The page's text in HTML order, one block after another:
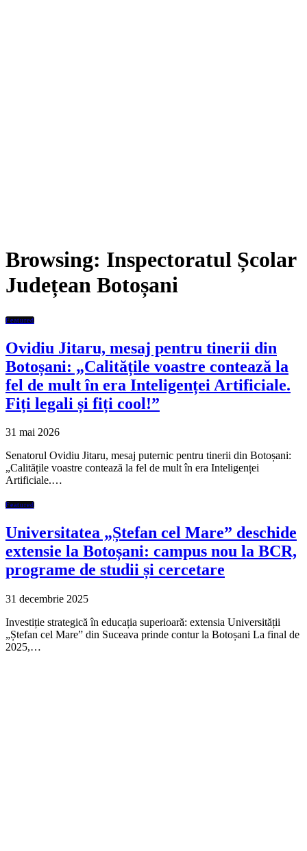
Browsing: Inspectoratul Școlar
Județean Botoșani
Featured
Ovidiu Jitaru, mesaj pentru tinerii din
Botoșani: „Calitățile voastre contează la
fel de mult în era Inteligenței Artificiale.
Fiți legali și fiți cool!”
31 mai 2026
Senatorul Ovidiu Jitaru, mesaj puternic pentru tinerii din Botoșani:
„Calitățile voastre contează la fel de mult în era Inteligenței
Artificiale.…
Featured
Universitatea „Ștefan cel Mare” deschide
extensie la Botoșani: campus nou la BCR,
programe de studii și cercetare
31 decembrie 2025
Investiție strategică în educația superioară: extensia Universității
„Ștefan cel Mare” din Suceava prinde contur la Botoșani La final de
2025,…